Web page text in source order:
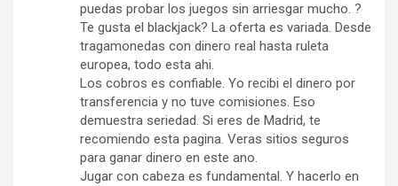
puedas probar los juegos sin arriesgar mucho. ?
Te gusta el blackjack? La oferta es variada. Desde
tragamonedas con dinero real hasta ruleta
europea, todo esta ahi.
Los cobros es confiable. Yo recibi el dinero por
transferencia y no tuve comisiones. Eso
demuestra seriedad. Si eres de Madrid, te
recomiendo esta pagina. Veras sitios seguros
para ganar dinero en este ano.
Jugar con cabeza es fundamental. Y hacerlo en